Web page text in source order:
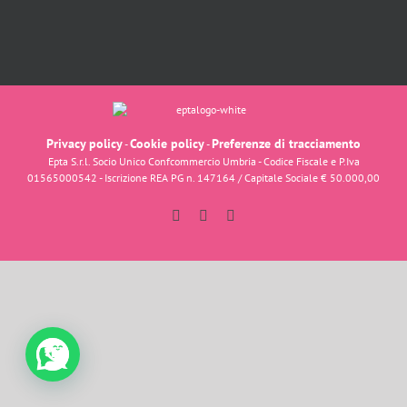
Privacy policy-Cookie policy-Preferenze di tracciamento
Epta S.r.l. Socio Unico Confcommercio Umbria - Codice Fiscale e P.Iva
01565000542 - Iscrizione REA PG n. 147164 / Capitale Sociale € 50.000,00
FacebookInstagram